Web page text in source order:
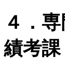
４．
績考課